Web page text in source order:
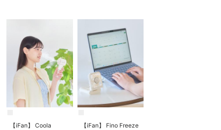
【iFan】 Coola 【iFan】 Fino Freeze